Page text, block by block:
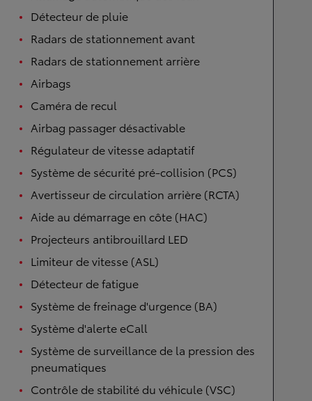
Détecteur de pluie
Radars de stationnement avant
Radars de stationnement arrière
Airbags
Caméra de recul
Airbag passager désactivable
Régulateur de vitesse adaptatif
Système de sécurité pré-collision (PCS)
Avertisseur de circulation arrière (RCTA)
Aide au démarrage en côte (HAC)
Projecteurs antibrouillard LED
Limiteur de vitesse (ASL)
Détecteur de fatigue
Système de freinage d'urgence (BA)
Système d'alerte eCall
Système de surveillance de la pression des
pneumatiques
Contrôle de stabilité du véhicule (VSC)